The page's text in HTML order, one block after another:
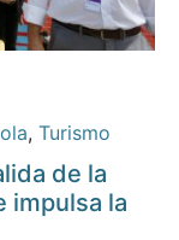
, Turismo
de la
impulsa la